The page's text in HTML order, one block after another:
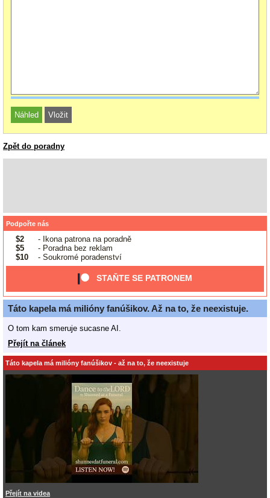
Zpět do poradny
Podpořte nás
$2
- Ikona patrona na poradně
$5
- Poradna bez reklam
$10
- Soukromé poradenství
STAŇTE SE PATRONEM
Táto kapela má milióny fanúšikov. Až na to, že neexistuje.
O tom kam smeruje sucasne AI.
Přejít na článek
Táto kapela má milióny fanúšikov - až na to, že neexistuje
Přejít na videa